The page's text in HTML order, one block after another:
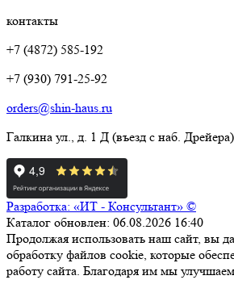
контакты
+7 (4872) 585-192
+7 (930) 791-25-92
orders@shin-haus.ru
Галкина ул., д. 1 Д (въезд с наб.
Разработка: «ИТ - Консультант» ©
Каталог обновлен: 06.08.2026 16:40
Продолжая использовать наш сайт, вы
обработку файлов cookie, которые
работу сайта. Благодаря им мы